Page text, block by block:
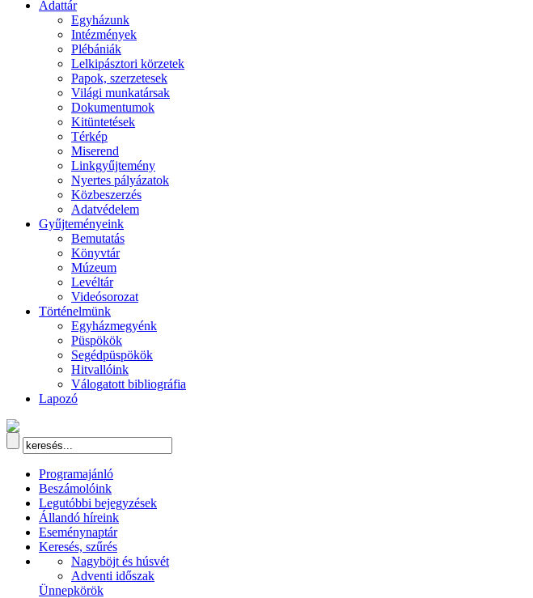
Adattár
Egyházunk
Intézmények
Plébániák
Lelkipásztori körzetek
Papok, szerzetesek
Világi munkatársak
Dokumentumok
Kitüntetések
Térkép
Miserend
Linkgyűjtemény
Nyertes pályázatok
Közbeszerzés
Adatvédelem
Gyűjteményeink
Bemutatás
Könyvtár
Múzeum
Levéltár
Videósorozat
Történelmünk
Egyházmegyénk
Püspökök
Segédpüspökök
Hitvallóink
Válogatott bibliográfia
Lapozó
Programajánló
Beszámolóink
Legutóbbi bejegyzések
Állandó híreink
Eseménynaptár
Keresés, szűrés
Nagyböjt és húsvét
Adventi időszak
Ünnepkörök